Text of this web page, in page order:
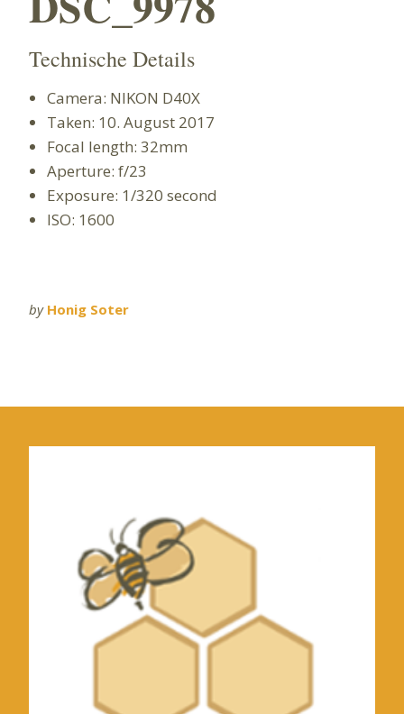
Technische Details
Camera: NIKON D40X
Taken: 10. August 2017
Focal length: 32mm
Aperture: f/23
Exposure: 1/320 second
ISO: 1600
by Honig Soter